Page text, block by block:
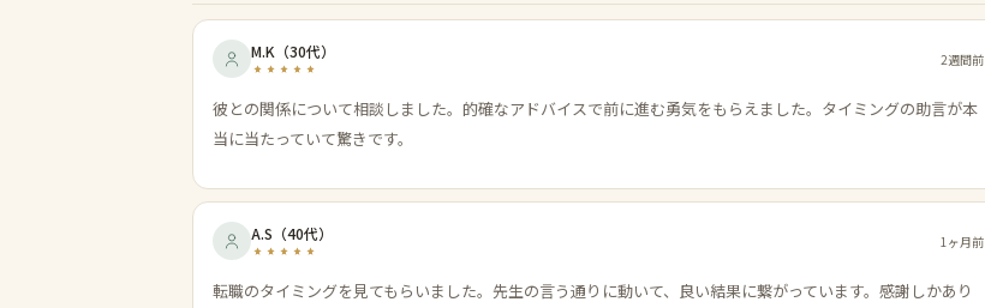
M.K （30代） 2週間前
彼との関係について相談しました。的確なアドバイスで前に進む勇気をもらえました。タイミングの助言が本
当に当たっていて驚きです。
A.S （40代） 1ヶ月前
転職のタイミングを見てもらいました。先生の言う通りに動いて、良い結果に繋がっています。感謝しかあり